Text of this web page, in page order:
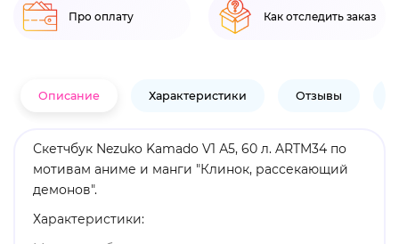
Про оплату Как отследить заказ
Описание Характеристики Отзывы
Скетчбук Nezuko Kamado V1 А5, 60 л. ARTM34 по
мотивам аниме и манги "Клинок, рассекающий
демонов".
Характеристики: